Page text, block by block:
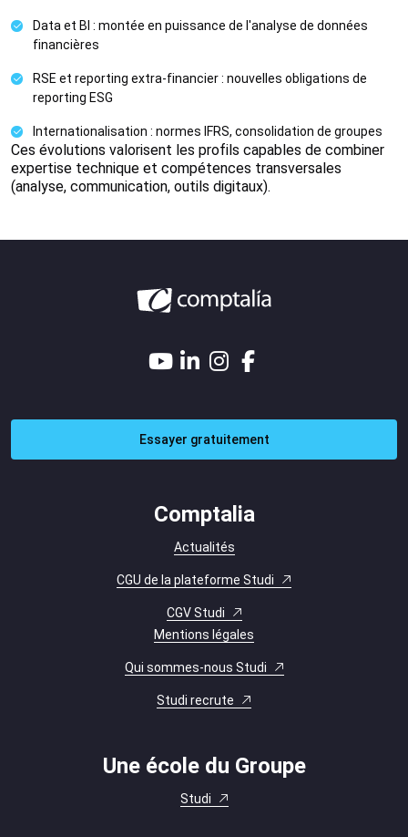
Data et BI : montée en puissance de l'analyse de données
financières
RSE et reporting extra-financier : nouvelles obligations de
reporting ESG
Internationalisation : normes IFRS, consolidation de groupes
Ces évolutions valorisent les profils capables de combiner
expertise technique et compétences transversales
(analyse, communication, outils digitaux).
Essayer gratuitement
Comptalia
Actualités
CGU de la plateforme Studi
CGV Studi
Mentions légales
Qui sommes-nous Studi
Studi recrute
Une école du Groupe
Studi